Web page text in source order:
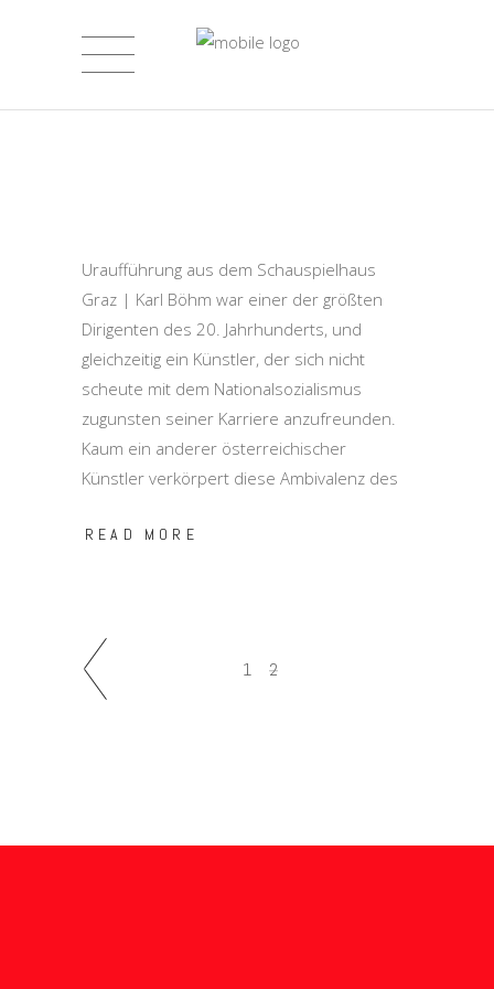
Uraufführung aus dem Schauspielhaus
Graz | Karl Böhm war einer der größten
Dirigenten des 20. Jahrhunderts, und
gleichzeitig ein Künstler, der sich nicht
scheute mit dem Nationalsozialismus
zugunsten seiner Karriere anzufreunden.
Kaum ein anderer österreichischer
Künstler verkörpert diese Ambivalenz des
READ MORE
1 2